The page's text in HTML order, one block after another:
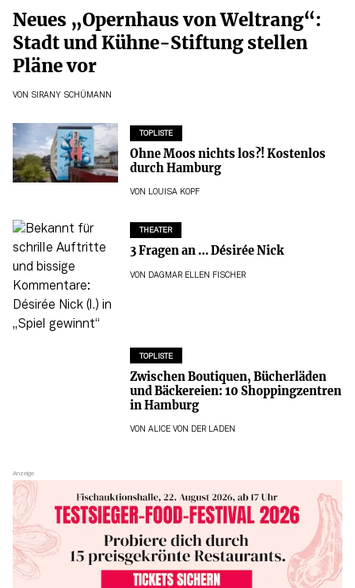
Neues „Opernhaus von Weltrang“:
Stadt und Kühne-Stiftung stellen
Pläne vor
VON SIRANY SCHÜMANN
TOPLISTE
Ohne Moos nichts los?! Kostenlos
durch Hamburg
VON LOUISA KOPF
THEATER
3 Fragen an … Désirée Nick
VON DAGMAR ELLEN FISCHER
TOPLISTE
Zwischen Boutiquen, Bücherläden
und Bäckereien: 10 Shoppingzentren
in Hamburg
VON ALICE VON DER LADEN